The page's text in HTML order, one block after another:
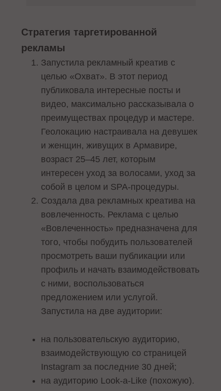
Стратегия таргетированной
рекламы
Запустила рекламный креатив с
целью «Охват». В этот период
публиковала интересные посты и
видео, максимально рассказывала о
преимуществах процедур и мастере.
Геолокацию настраивала на девушек
и женщин, живущих в Армавире,
возраст 25–45 лет, которым
интересен уход за волосами, уход за
собой в целом и SPA-процедуры.
Создала два рекламных креатива на
вовлеченность. Реклама с целью
«Вовлеченность» предназначена для
того, чтобы побудить пользователей
просмотреть ваши публикации или
профиль и начать взаимодействовать
с ними, воспользоваться
предложением или услугой.
Запустила на две аудитории:
на пользовательскую аудиторию,
взаимодействующую со страницей
Instagram за последние 30 дней;
на аудиторию Look-a-Like (похожую).